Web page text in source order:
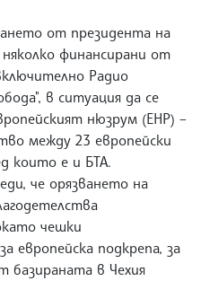
от президента на
финансирани от
Радио
в ситуация да се
нюзрум (ЕНР) –
между 23 европейски
които е и БТА.
че орязването на
чешки
европейска подкрепа, за
базираната в Чехия